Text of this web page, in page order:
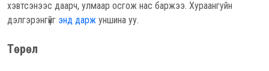
хэвтсэнээс даарч, улмаар осгож нас баржээ. Хураангуйн
дэлгэрэнгүйг энд дарж уншина уу.
Төрөл